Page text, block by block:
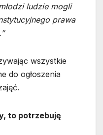
ludzie mogli
prawa
wszystkie
do ogłoszenia
to potrzebuję